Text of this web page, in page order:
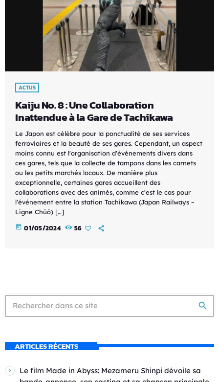
ACTUS
Kaiju No. 8 : Une Collaboration
Inattendue à la Gare de Tachikawa
Le Japon est célèbre pour la ponctualité de ses services
ferroviaires et la beauté de ses gares. Cependant, un aspect
moins connu est l'organisation d'événements divers dans
ces gares, tels que la collecte de tampons dans les carnets
ou les petits marchés locaux. De manière plus
exceptionnelle, certaines gares accueillent des
collaborations avec des animés, comme c'est le cas pour
l'événement entre la station Tachikawa (Japan Railways –
Ligne Chûô) […]
today 01/05/2024 56
search
ARTICLES RÉCENTS
Le film Made in Abyss: Mezameru Shinpi dévoile sa